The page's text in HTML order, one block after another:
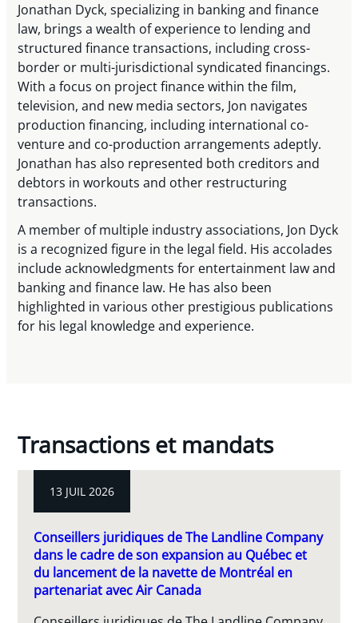
Jonathan Dyck, specializing in banking and finance
law, brings a wealth of experience to lending and
structured finance transactions, including cross-
border or multi-jurisdictional syndicated financings.
With a focus on project finance within the film,
television, and new media sectors, Jon navigates
production financing, including international co-
venture and co-production arrangements adeptly.
Jonathan has also represented both creditors and
debtors in workouts and other restructuring
transactions.
A member of multiple industry associations, Jon Dyck
is a recognized figure in the legal field. His accolades
include acknowledgments for entertainment law and
banking and finance law. He has also been
highlighted in various other prestigious publications
for his legal knowledge and experience.
Transactions et mandats
13 JUIL 2026
Conseillers juridiques de The Landline Company
dans le cadre de son expansion au Québec et
du lancement de la navette de Montréal en
partenariat avec Air Canada